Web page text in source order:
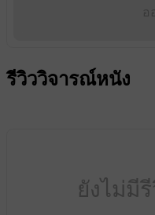
รีวิววิจารณ์หนัง
ยังไม่มี